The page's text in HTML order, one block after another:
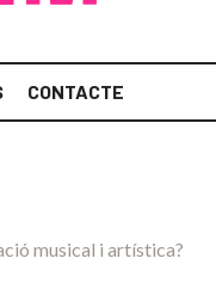
CONTACTE
musical i artística?